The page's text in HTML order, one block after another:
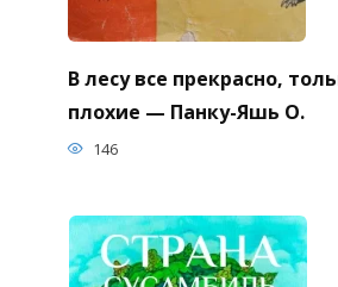
В лесу все прекрасно,
плохие — Панку-Яшь О.
146